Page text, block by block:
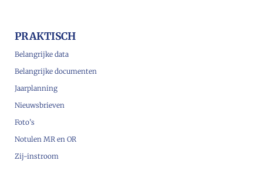
PRAKTISCH
Belangrijke data
Belangrijke documenten
Jaarplanning
Nieuwsbrieven
Foto’s
Notulen MR en OR
Zij-instroom